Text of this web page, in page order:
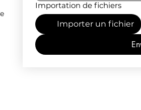
Importation de fichiers
Importer un fichier